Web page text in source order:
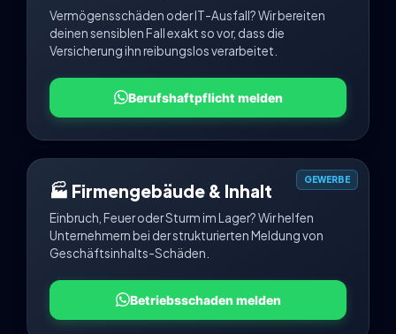
Vermögensschäden oder IT-Ausfall? Wir bereiten
deinen sensiblen Fall exakt so vor, dass die
Versicherung ihn reibungslos verarbeitet.
Berufshaftpflicht melden
GEWERBE
🏭 Firmengebäude & Inhalt
Einbruch, Feuer oder Sturm im Lager? Wir helfen
Unternehmern bei der strukturierten Meldung von
Geschäftsinhalts-Schäden.
Betriebsschaden melden